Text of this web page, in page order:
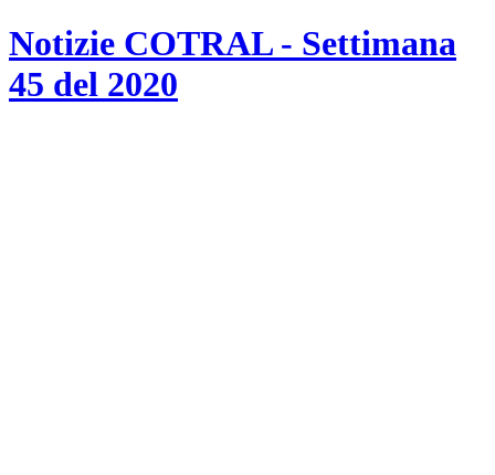
Notizie COTRAL - Settimana
45 del 2020